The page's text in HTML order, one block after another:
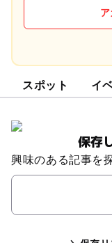
スポット イ
保存
興味のある記事を